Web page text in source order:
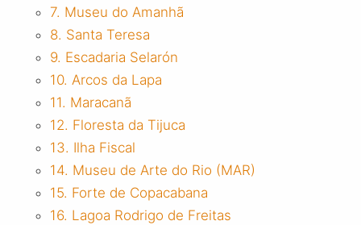
7. Museu do Amanhã
8. Santa Teresa
9. Escadaria Selarón
10. Arcos da Lapa
11. Maracanã
12. Floresta da Tijuca
13. Ilha Fiscal
14. Museu de Arte do Rio (MAR)
15. Forte de Copacabana
16. Lagoa Rodrigo de Freitas